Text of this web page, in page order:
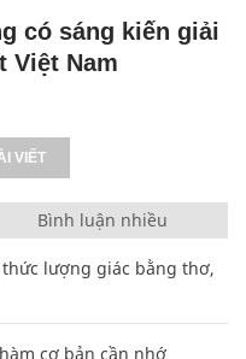
có sáng kiến giải
Việt Nam
VIẾT
Bình luận nhiều
lượng giác bằng thơ,
cơ bản cần nhớ